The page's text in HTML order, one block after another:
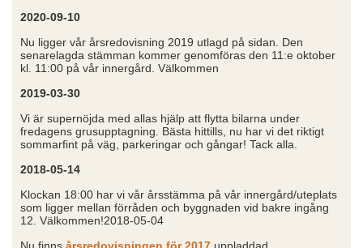
2020-09-10
Nu ligger vår årsredovisning 2019 utlagd på sidan. Den
senarelagda stämman kommer genomföras den 11:e oktober
kl. 11:00 på vår innergård. Välkommen
2019-03-30
Vi är supernöjda med allas hjälp att flytta bilarna under
fredagens grusupptagning. Bästa hittills, nu har vi det riktigt
sommarfint på väg, parkeringar och gångar! Tack alla.
2018-05-14
Klockan 18:00 har vi vår årsstämma på vår innergård/uteplats
som ligger mellan förråden och byggnaden vid bakre ingång
12. Välkommen!2018-05-04